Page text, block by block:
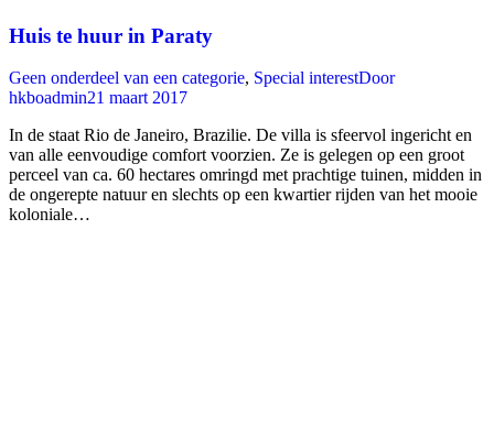
Huis te huur in Paraty
Geen onderdeel van een categorie, Special interestDoor
hkboadmin21 maart 2017
In de staat Rio de Janeiro, Brazilie. De villa is sfeervol ingericht en
van alle eenvoudige comfort voorzien. Ze is gelegen op een groot
perceel van ca. 60 hectares omringd met prachtige tuinen, midden in
de ongerepte natuur en slechts op een kwartier rijden van het mooie
koloniale…